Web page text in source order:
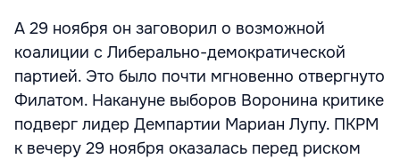
А 29 ноября он заговорил о возможной
коалиции с Либерально-демократической
партией. Это было почти мгновенно отвергнуто
Филатом. Накануне выборов Воронина критике
подверг лидер Демпартии Мариан Лупу. ПКРМ
к вечеру 29 ноября оказалась перед риском